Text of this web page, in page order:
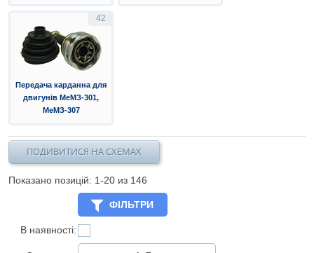
42
Передача карданна для
двигунів МеМЗ-301,
МеМЗ-307
ПОДИВИТИСЯ НА СХЕМАХ
Показано позицій: 1-20 из 146
ФІЛЬТРИ
В наявності: